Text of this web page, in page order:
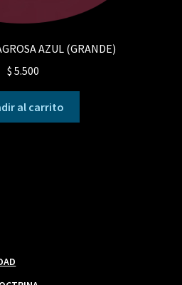
AZUL (GRANDE)
$ 5.500
al carrito